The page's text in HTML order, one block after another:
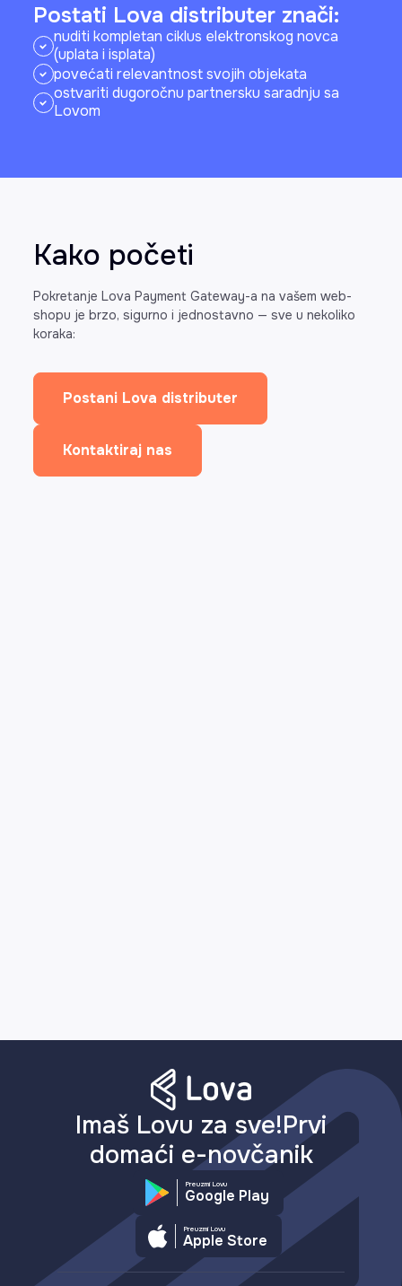
Postati Lova distributer znači:
nuditi kompletan ciklus elektronskog novca
(uplata i isplata)
povećati relevantnost svojih objekata
ostvariti dugoročnu partnersku saradnju sa
Lovom
Kako početi
Pokretanje Lova Payment Gateway-a na vašem web-
shopu je brzo, sigurno i jednostavno — sve u nekoliko
koraka:
Postani Lova distributer
Kontaktiraj nas
Imaš Lovu za sve!Prvi
domaći e-novčanik
Preuzmi Lovu
Google Play
Preuzmi Lovu
Apple Store